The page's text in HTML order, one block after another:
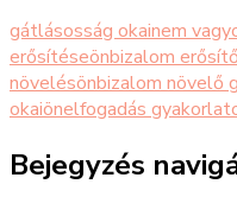
gátlásosság okainem
erősítéseönbizalom
növelésönbizalom növelő
okaiönelfogadás
Bejegyzés